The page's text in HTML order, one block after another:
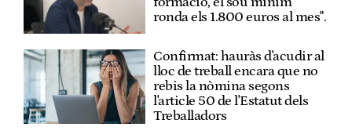
ronda els 1.800 euros al mes".
Confirmat: hauràs d'acudir al
lloc de treball encara que no
rebis la nòmina segons
l'article 50 de l'Estatut dels
Treballadors